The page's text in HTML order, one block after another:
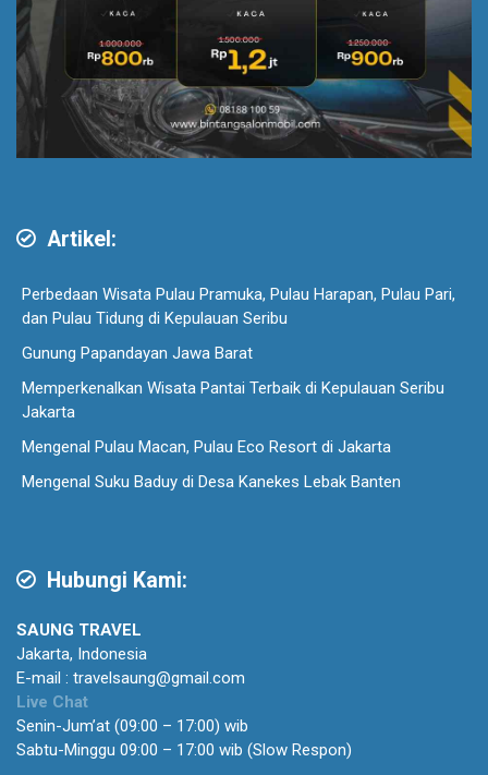
Artikel:
Perbedaan Wisata Pulau Pramuka, Pulau Harapan, Pulau Pari,
dan Pulau Tidung di Kepulauan Seribu
Gunung Papandayan Jawa Barat
Memperkenalkan Wisata Pantai Terbaik di Kepulauan Seribu
Jakarta
Mengenal Pulau Macan, Pulau Eco Resort di Jakarta
Mengenal Suku Baduy di Desa Kanekes Lebak Banten
Hubungi Kami:
SAUNG TRAVEL
Jakarta, Indonesia
E-mail : travelsaung@gmail.com
Live Chat
Senin-Jum’at (09:00 – 17:00) wib
Sabtu-Minggu 09:00 – 17:00 wib (Slow Respon)